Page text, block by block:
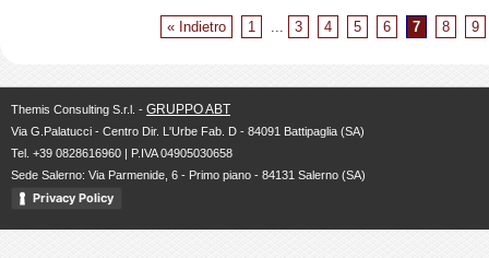
« Indietro 1 ... 3 4 5 6 7 8 9
Themis Consulting S.r.l. - GRUPPO ABT
Via G.Palatucci - Centro Dir. L'Urbe Fab. D - 84091 Battipaglia (SA)
Tel. +39 0828616960 | P.IVA 04905030658
Sede Salerno: Via Parmenide, 6 - Primo piano - 84131 Salerno (SA)
Privacy Policy